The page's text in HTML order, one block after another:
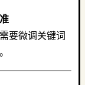
要微调关键词